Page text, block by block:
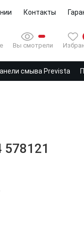
Контакты
Вы смотрели
смыва Prevista
578121